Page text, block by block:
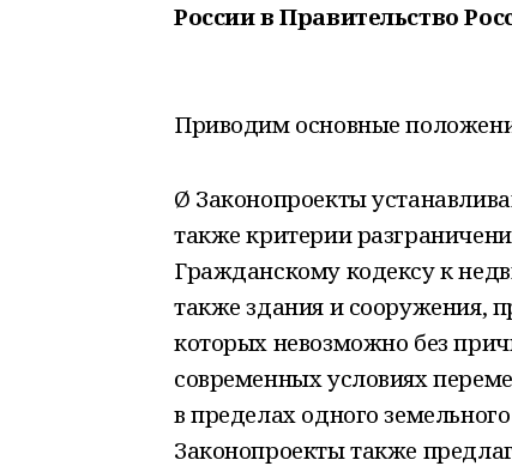
России в Правительство
Приводим основные
Ø Законопроекты
также критерии
Гражданскому кодексу к
также здания и сооружения,
которых невозможно без
современных условиях
в пределах одного
Законопроекты также